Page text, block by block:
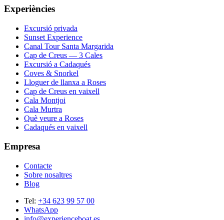
Experiències
Excursió privada
Sunset Experience
Canal Tour Santa Margarida
Cap de Creus — 3 Cales
Excursió a Cadaqués
Coves & Snorkel
Lloguer de llanxa a Roses
Cap de Creus en vaixell
Cala Montjoi
Cala Murtra
Què veure a Roses
Cadaqués en vaixell
Empresa
Contacte
Sobre nosaltres
Blog
Tel: +34 623 99 57 00
WhatsApp